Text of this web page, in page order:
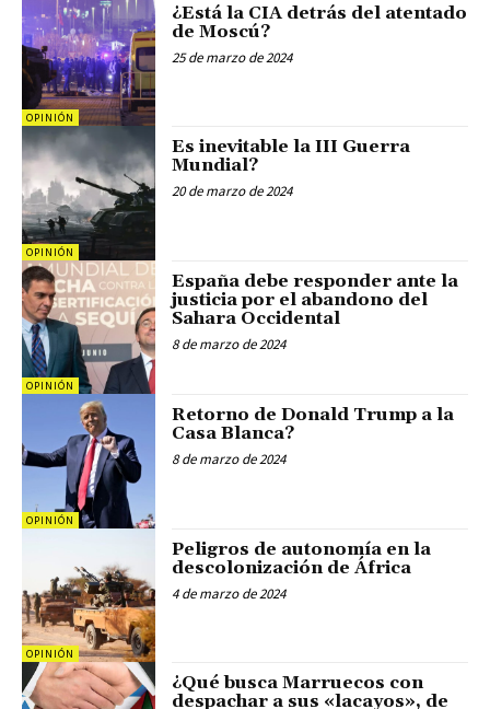
OPINIÓN
¿Está la CIA detrás del atentado
de Moscú?
25 de marzo de 2024
OPINIÓN
Es inevitable la III Guerra
Mundial?
20 de marzo de 2024
OPINIÓN
España debe responder ante la
justicia por el abandono del
Sahara Occidental
8 de marzo de 2024
OPINIÓN
Retorno de Donald Trump a la
Casa Blanca?
8 de marzo de 2024
OPINIÓN
Peligros de autonomía en la
descolonización de África
4 de marzo de 2024
¿Qué busca Marruecos con
despachar a sus «lacayos», de